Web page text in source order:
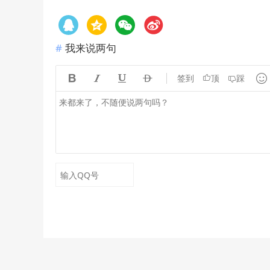
我来说两句
    签到 顶 踩 